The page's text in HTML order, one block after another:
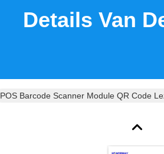
Details Van
POS Barcode Scanner Module QR Code